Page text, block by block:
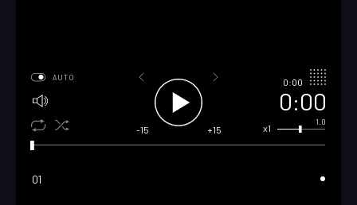
0:00
0:00
1.0
x1
-15 +15
AUTO
01